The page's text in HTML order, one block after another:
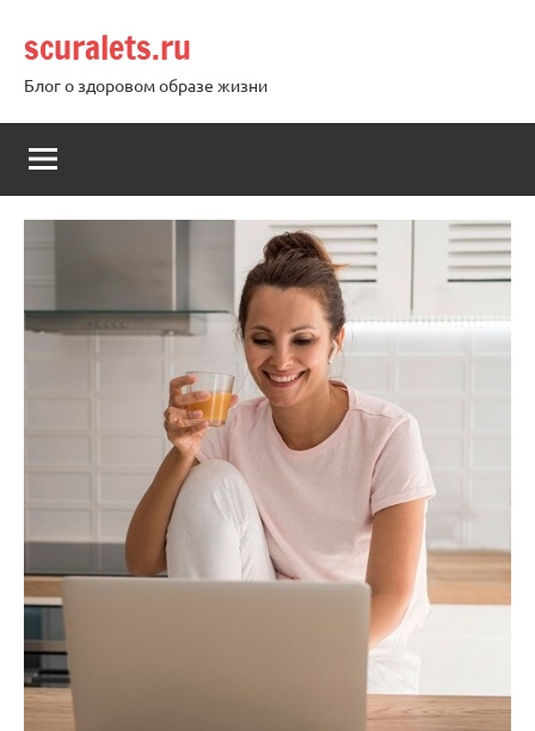
содержимому
scuralets.ru
Блог о здоровом образе жизни